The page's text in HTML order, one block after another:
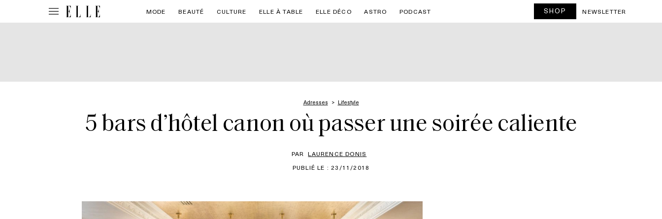
MODE BEAUTÉ CULTURE ELLE À TABLE ELLE DÉCO ASTRO PODCAST SHOP NEWSLETTER
Adresses Lifestyle
5 bars d’hôtel canon où passer une soirée caliente
PAR LAURENCE DONIS
PUBLIÉ LE : 23/11/2018